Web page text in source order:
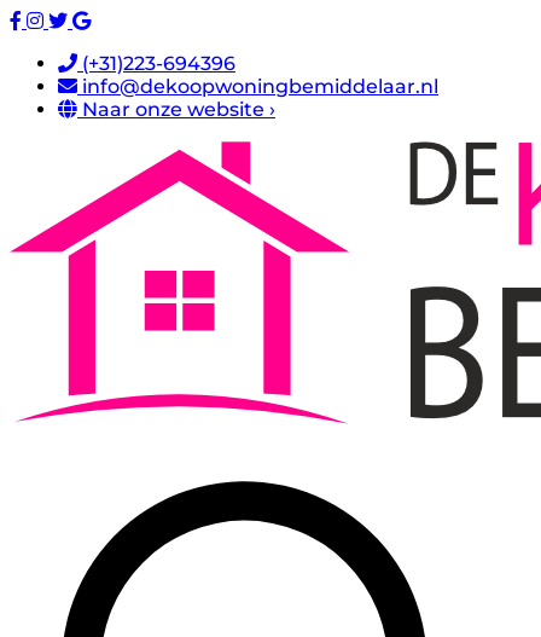
(+31)223-694396
info@dekoopwoningbemiddelaar.nl
Naar onze website ›